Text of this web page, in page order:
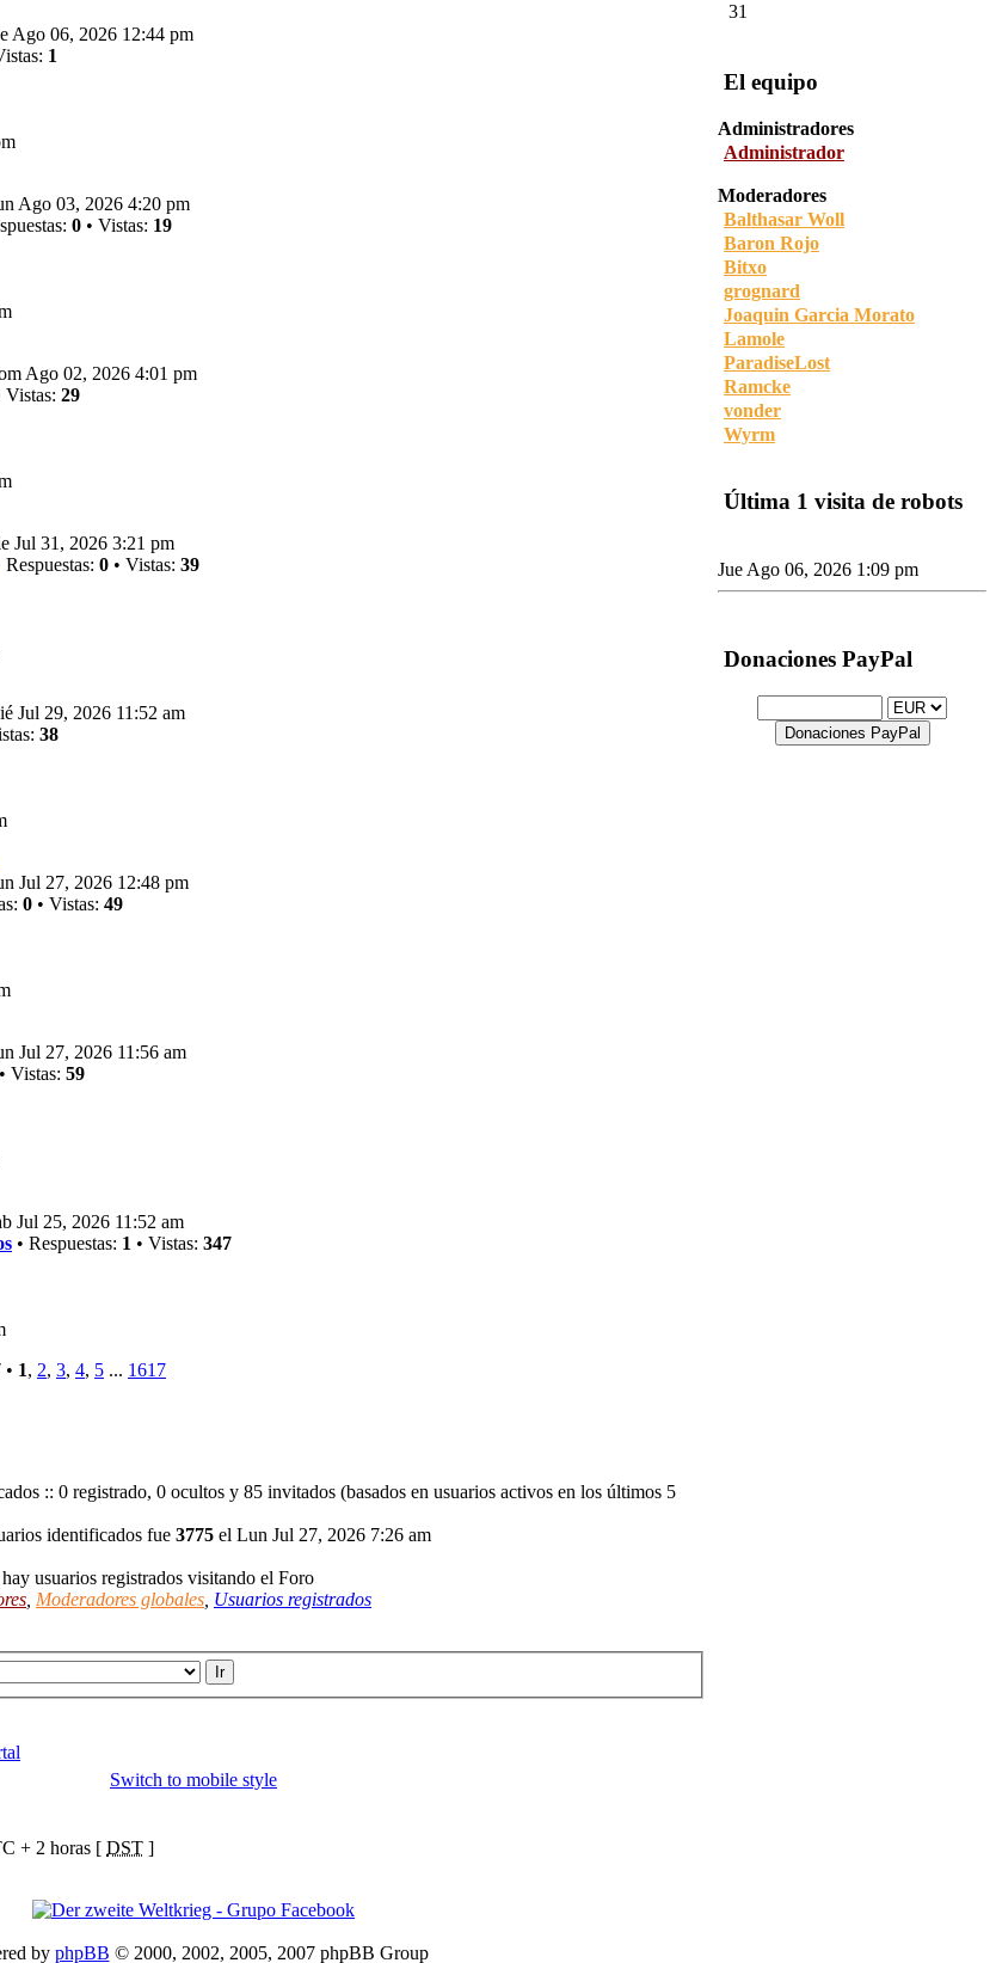
Ago 06, 2026 12:44 pm
1
Ago 03, 2026 4:20 pm
0 • Vistas: 19
Ago 02, 2026 4:01 pm
Vistas: 29
Jul 31, 2026 3:21 pm
Respuestas: 0 • Vistas: 39
Jul 29, 2026 11:52 am
38
Jul 27, 2026 12:48 pm
0 • Vistas: 49
Jul 27, 2026 11:56 am
• Vistas: 59
Jul 25, 2026 11:52 am
• Respuestas: 1 • Vistas: 347
• 1, 2, 3, 4, 5 ... 1617
:: 0 registrado, 0 ocultos y 85 invitados (basados en usuarios activos en los últimos 5
identificados fue 3775 el Lun Jul 27, 2026 7:26 am
usuarios registrados visitando el Foro
Moderadores globales Usuarios registrados
31
El equipo
Administradores
Administrador
Moderadores
Balthasar Woll
Baron Rojo
Bitxo
grognard
Joaquin Garcia Morato
Lamole
ParadiseLost
Ramcke
vonder
Wyrm
Última 1 visita de robots
Jue Ago 06, 2026 1:09 pm
Donaciones PayPal
Switch to mobile style
+ 2 horas [ DST ]
by phpBB © 2000, 2002, 2005, 2007 phpBB Group